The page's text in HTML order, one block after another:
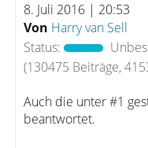
8. Juli 2016 | 20:53
Von Harry van Sell
Status:
(130475 Beiträge,
Auch die unter #1
beantwortet.